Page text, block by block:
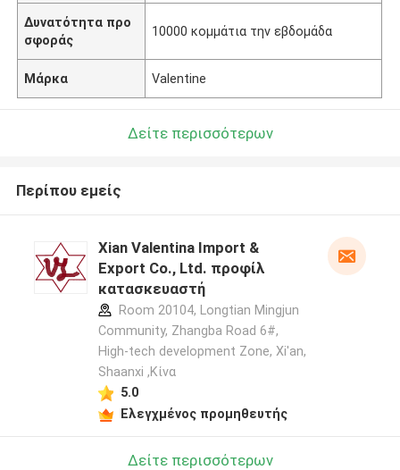
Δυνατότητα προ
σφοράς
10000 κομμάτια την εβδομάδα
Μάρκα Valentine
Δείτε περισσότερων
Περίπου εμείς
Xian Valentina Import &
Export Co., Ltd. προφίλ
κατασκευαστή
Room 20104, Longtian Mingjun
Community, Zhangba Road 6#,
High-tech development Zone, Xi'an,
Shaanxi ,Κίνα
5.0
Ελεγχμένος προμηθευτής
Δείτε περισσότερων